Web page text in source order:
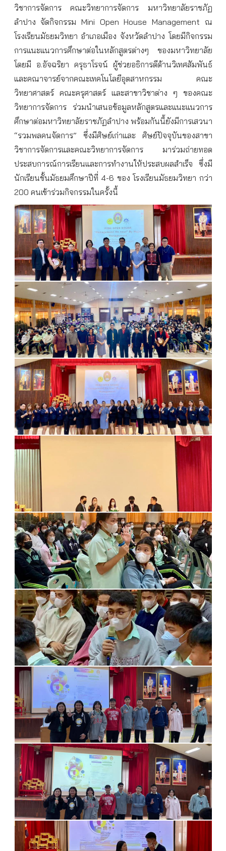
วิชาการจัดการ คณะวิทยาการจัดการ มหาวิทยาลัยราชภัฏ
ลำปาง จัดกิจกรรม Mini Open House Management ณ
โรงเรียนมัธยมวิทยา อำเภอเมือง จังหวัดลำปาง โดยมีกิจกรรม
การแนะแนวการศึกษาต่อในหลักสูตรต่างๆ ของมหาวิทยาลัย
โดยมี อ.อัจฉริยา ครุธาโรจน์ ผู้ช่วยอธิการดีด้านวิเทศสัมพันธ์
และคณาจารย์จากคณะเทคโนโลยีอุตสาหกรรม คณะ
วิทยาศาสตร์ คณะครุศาสตร์ และสาขาวิชาต่าง ๆ ของคณะ
วิทยาการจัดการ ร่วมนำเสนอข้อมูลหลักสูตรและแนะแนวการ
ศึกษาต่อมหาวิทยาลัยราชภัฏลำปาง พร้อมกันนี้ยังมีการเสวนา
“รวมพลคนจัดการ” ซึ่งมีศิษย์เก่าและ ศิษย์ปัจจุบันของสาขา
วิชาการจัดการและคณะวิทยาการจัดการ มาร่วมถ่ายทอด
ประสบการณ์การเรียนและการทำงานให้ประสบผลสำเร็จ ซึ่งมี
นักเรียนชั้นมัธยมศึกษาปีที่ 4-6 ของ โรงเรียนมัธยมวิทยา กว่า
200 คนเข้าร่วมกิจกรรมในครั้งนี้